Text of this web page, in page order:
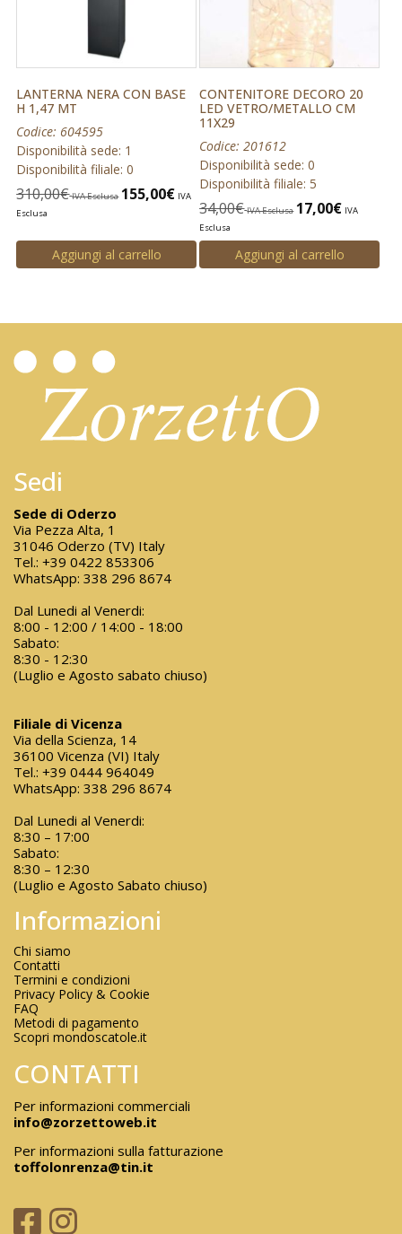
LANTERNA NERA CON BASE
H 1,47 MT
Codice: 604595
Disponibilità sede: 1
Disponibilità filiale: 0
310,00€ IVA Esclusa 155,00€ IVA
Esclusa
Aggiungi al carrello
CONTENITORE DECORO 20
LED VETRO/METALLO CM
11X29
Codice: 201612
Disponibilità sede: 0
Disponibilità filiale: 5
34,00€ IVA Esclusa 17,00€ IVA
Esclusa
Aggiungi al carrello
Sedi
Sede di Oderzo
Via Pezza Alta, 1
31046 Oderzo (TV) Italy
Tel.: +39 0422 853306
WhatsApp: 338 296 8674
Dal Lunedi al Venerdi:
8:00 - 12:00 / 14:00 - 18:00
Sabato:
8:30 - 12:30
(Luglio e Agosto sabato chiuso)
Filiale di Vicenza
Via della Scienza, 14
36100 Vicenza (VI) Italy
Tel.: +39 0444 964049
WhatsApp: 338 296 8674
Dal Lunedi al Venerdi:
8:30 – 17:00
Sabato:
8:30 – 12:30
(Luglio e Agosto Sabato chiuso)
Informazioni
Chi siamo
Contatti
Termini e condizioni
Privacy Policy & Cookie
FAQ
Metodi di pagamento
Scopri mondoscatole.it
CONTATTI
Per informazioni commerciali
info@zorzettoweb.it
Per informazioni sulla fatturazione
toffolonrenza@tin.it